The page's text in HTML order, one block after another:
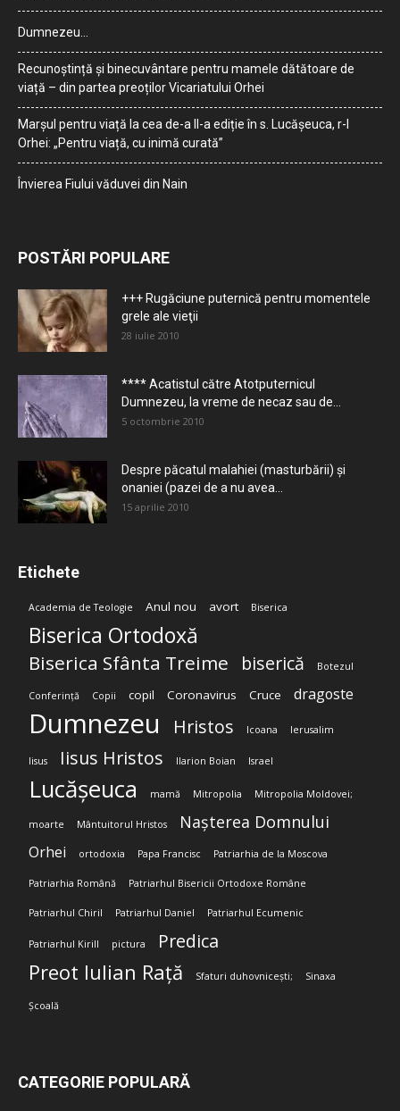
Dumnezeu…
Recunoștință și binecuvântare pentru mamele dătătoare de
viață – din partea preoților Vicariatului Orhei
Marșul pentru viață la cea de-a II-a ediție în s. Lucășeuca, r-l
Orhei: „Pentru viață, cu inimă curată”
Învierea Fiului văduvei din Nain
POSTĂRI POPULARE
+++ Rugăciune puternică pentru momentele
grele ale vieţii
28 iulie 2010
**** Acatistul către Atotputernicul
Dumnezeu, la vreme de necaz sau de...
5 octombrie 2010
Despre păcatul malahiei (masturbării) şi
onaniei (pazei de a nu avea...
15 aprilie 2010
Etichete
Academia de Teologie Anul nou avort Biserica
Biserica Ortodoxă
Biserica Sfânta Treime biserică Botezul
Conferință Copii copil Coronavirus Cruce dragoste
Dumnezeu Hristos Icoana Ierusalim
Iisus Iisus Hristos Ilarion Boian Israel
Lucășeuca mamă Mitropolia Mitropolia Moldovei;
moarte Mântuitorul Hristos Nașterea Domnului
Orhei ortodoxia Papa Francisc Patriarhia de la Moscova
Patriarhia Română Patriarhul Bisericii Ortodoxe Române
Patriarhul Chiril Patriarhul Daniel Patriarhul Ecumenic
Patriarhul Kirill pictura Predica
Preot Iulian Rață Sfaturi duhovnicești; Sinaxa
Școală
CATEGORIE POPULARĂ